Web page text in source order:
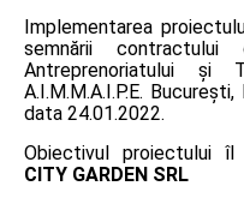
Implementarea
semnării
Antreprenoriatului și
A.I.M.M.A.I.P.E.
data 24.01.2022.
Obiectivul proiectului îl
CITY GARDEN SRL